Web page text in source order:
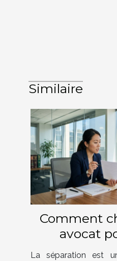
Similaire
Comment
avocat
procédure
La séparation est